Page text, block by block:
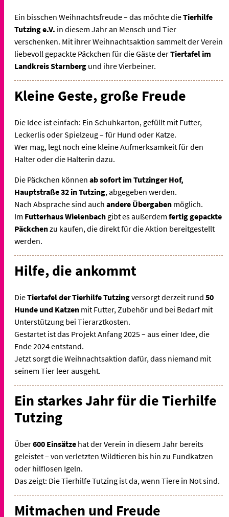
Ein bisschen Weihnachtsfreude – das möchte dieTierhilfe
Tutzing e.V. in diesem Jahr an Mensch und Tier
verschenken. Mit ihrer Weihnachtsaktion sammelt der Verein
liebevoll gepackte Päckchen für die Gäste derTiertafel im
Landkreis Starnberg und ihre Vierbeiner.
Kleine Geste, große Freude
Die Idee ist einfach: Ein Schuhkarton, gefüllt mit Futter,
Leckerlis oder Spielzeug – für Hund oder Katze.
Wer mag, legt noch eine kleine Aufmerksamkeit für den
Halter oder die Halterin dazu.
Die Päckchen können ab sofort im Tutzinger Hof,
Hauptstraße 32 in Tutzing, abgegeben werden.
Nach Absprache sind auch andere Übergaben möglich.
Im Futterhaus Wielenbach gibt es außerdem fertig gepackte
Päckchenzu kaufen, die direkt für die Aktion bereitgestellt
werden.
Hilfe, die ankommt
DieTiertafel der Tierhilfe Tutzingversorgt derzeit rund 50
Hunde und Katzen mit Futter, Zubehör und bei Bedarf mit
Unterstützung bei Tierarztkosten.
Gestartet ist das Projekt Anfang 2025 – aus einer Idee, die
Ende 2024 entstand.
Jetzt sorgt die Weihnachtsaktion dafür, dass niemand mit
seinem Tier leer ausgeht.
Ein starkes Jahr für die Tierhilfe
Tutzing
Über600 Einsätze hat der Verein in diesem Jahr bereits
geleistet – von verletzten Wildtieren bis hin zu Fundkatzen
oder hilflosen Igeln.
Das zeigt: Die Tierhilfe Tutzing ist da, wenn Tiere in Not sind.
Mitmachen und Freude